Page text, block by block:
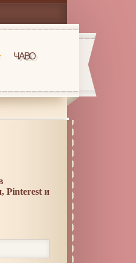
ЧАВО
Pinterest и